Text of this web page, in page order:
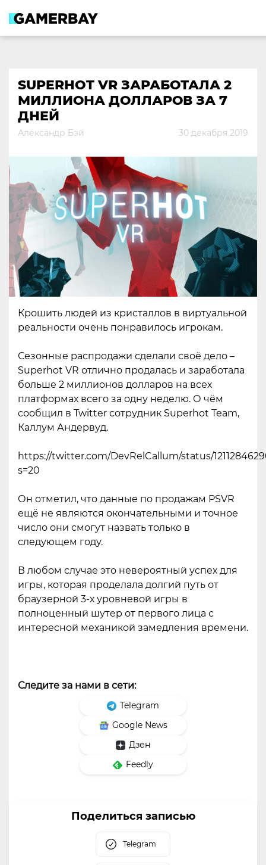
content
SUPERHOT VR ЗАРАБОТАЛА 2
МИЛЛИОНА ДОЛЛАРОВ ЗА 7
ДНЕЙ
Александр Бэй 30 декабря 2019
Крошить людей из кристаллов в виртуальной
реальности очень понравилось игрокам.
Сезонные распродажи сделали своё дело –
Superhot VR отлично продалась и заработала
больше 2 миллионов долларов на всех
платформах всего за одну неделю. О чём
сообщил в Twitter сотрудник Superhot Team,
Каллум Андервуд.
https://twitter.com/DevRelCallum/status/
s=20
Он отметил, что данные по продажам PSVR
ещё не являются окончательными и точное
число они смогут назвать только в
следующем году.
В любом случае это невероятный успех для
игры, которая проделала долгий путь от
браузерной 3-х уровневой игры в
полноценный шутер от первого лица с
интересной механикой замедления времени.
Следите за нами в сети:
Telegram
Google News
Дзен
Feedly
Поделиться записью
Telegram